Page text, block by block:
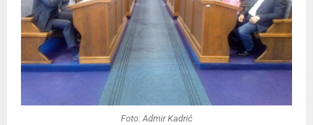
Foto: Admir Kadrić